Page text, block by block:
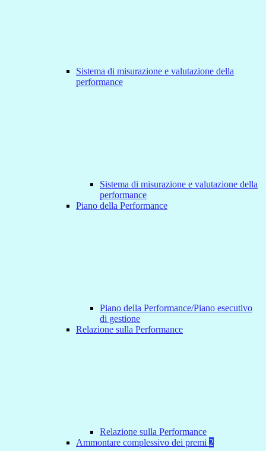
Sistema di misurazione e valutazione della
performance
Sistema di misurazione e valutazione della
performance
Piano della Performance
Piano della Performance/Piano esecutivo
di gestione
Relazione sulla Performance
Relazione sulla Performance
Ammontare complessivo dei premi 2